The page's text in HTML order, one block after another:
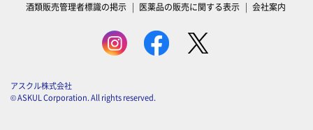
酒類販売管理者標識の掲示
医薬品の販売に関する表示 会社案内
アスクル株式会社
© ASKUL Corporation. All rights reserved.